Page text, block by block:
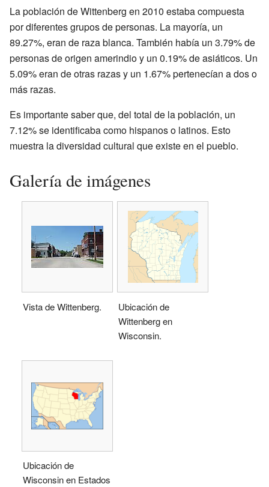
La población de Wittenberg en 2010 estaba compuesta
por diferentes grupos de personas. La mayoría, un
89.27%, eran de raza blanca. También había un 3.79% de
personas de origen amerindio y un 0.19% de asiáticos. Un
5.09% eran de otras razas y un 1.67% pertenecían a dos o
más razas.
Es importante saber que, del total de la población, un
7.12% se identificaba como hispanos o latinos. Esto
muestra la diversidad cultural que existe en el pueblo.
Galería de imágenes
Vista de Wittenberg.
Ubicación de
Wittenberg en
Wisconsin.
Ubicación de
Wisconsin en Estados